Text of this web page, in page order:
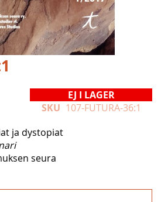
EJ I LAGER
SKU 107-FUTURA-36:1
ja dystopiat
seura